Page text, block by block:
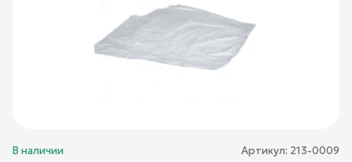
В наличии Артикул: 213-0009